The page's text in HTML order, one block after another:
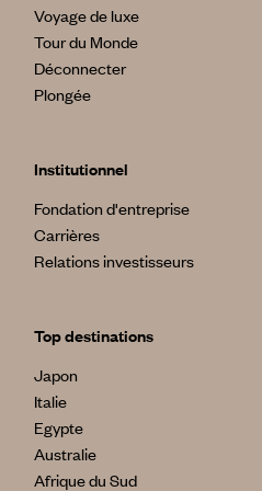
Voyage de luxe
Tour du Monde
Déconnecter
Plongée
Institutionnel
Fondation d'entreprise
Carrières
Relations investisseurs
Top destinations
Japon
Italie
Egypte
Australie
Afrique du Sud